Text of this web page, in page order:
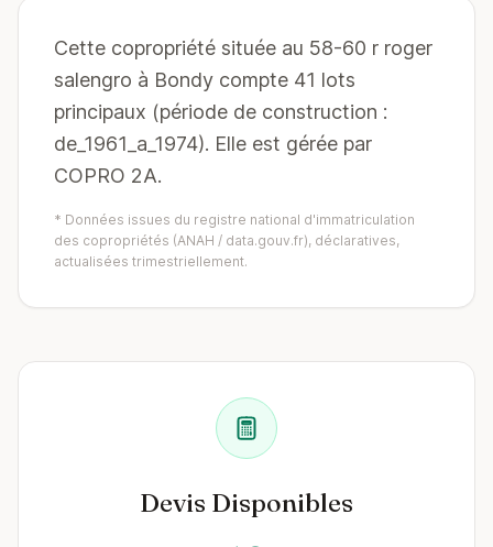
Cette copropriété située au 58-60 r roger
salengro à Bondy compte 41 lots
principaux (période de construction :
de_1961_a_1974). Elle est gérée par
COPRO 2A.
* Données issues du registre national d'immatriculation
des copropriétés (ANAH / data.gouv.fr), déclaratives,
actualisées trimestriellement.
Devis Disponibles